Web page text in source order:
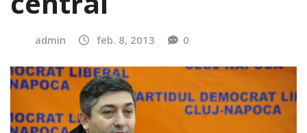
admin feb. 8, 2013 0